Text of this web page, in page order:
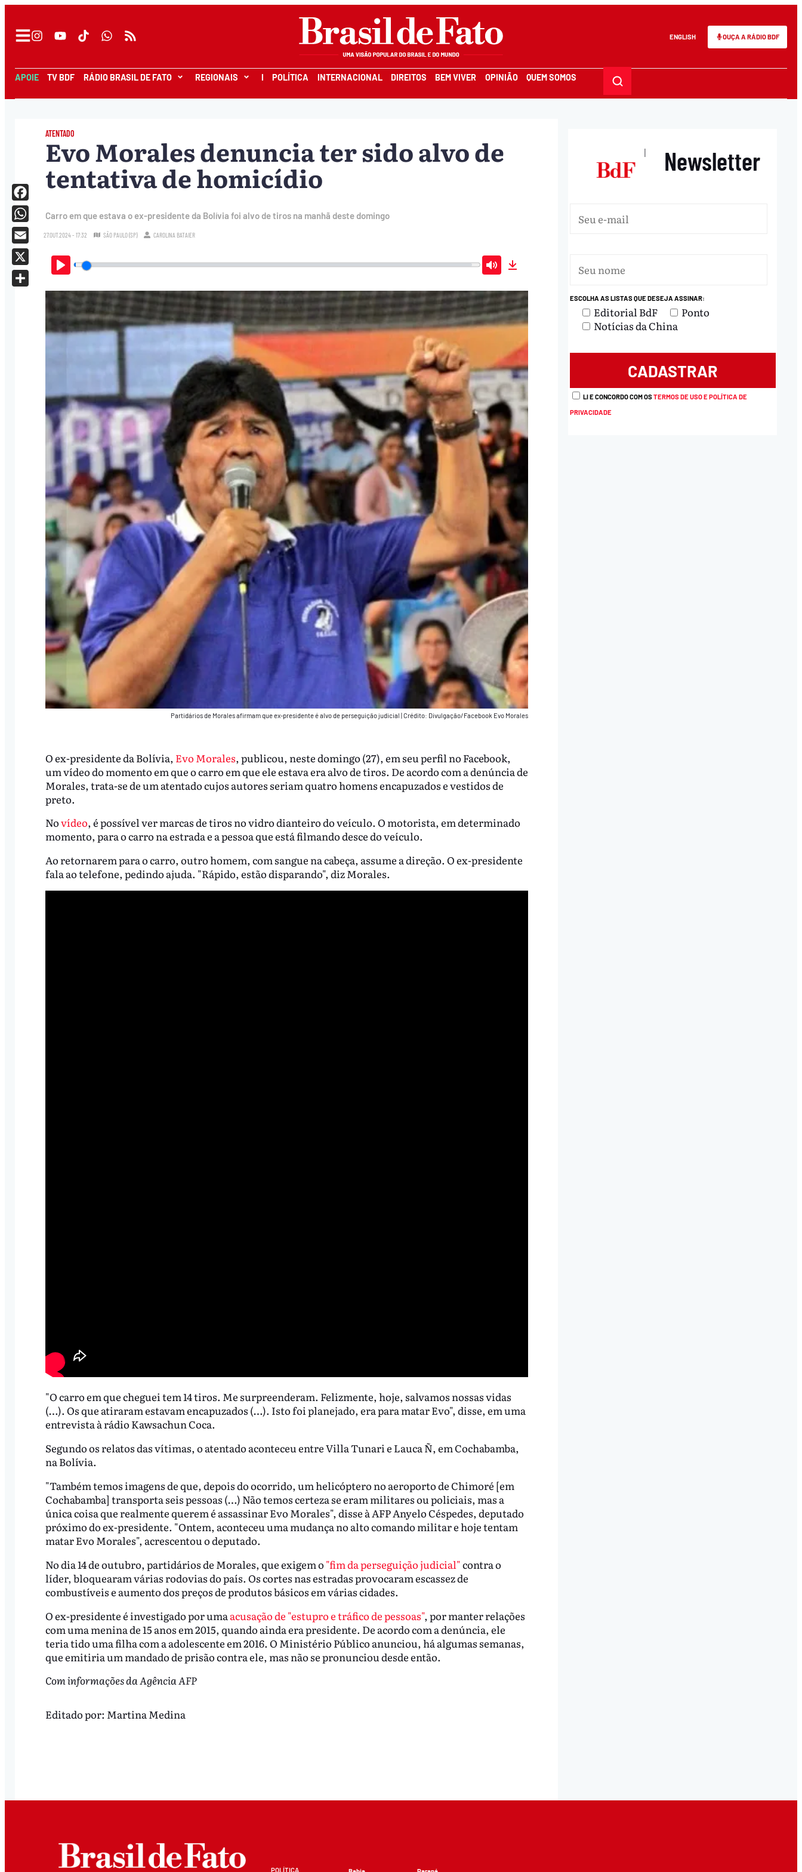
ENGLISH OUÇA A RÁDIO BDF
APOIE TV BDF RÁDIO BRASIL DE FATO REGIONAIS I POLÍTICA INTERNACIONAL DIREITOS BEM VIVER OPINIÃO QUEM SOMOS
ATENTADO
Evo Morales denuncia ter sido alvo de
tentativa de homicídio
Carro em que estava o ex-presidente da Bolívia foi alvo de tiros na manhã deste domingo
27.OUT.2024 - 17:32 SÃO PAULO (SP) CAROLINA BATAIER
Play Mute
Partidários de Morales afirmam que ex-presidente é alvo de perseguição judicial |Crédito: Divulgação/Facebook Evo Morales
O ex-presidente da Bolívia, Evo Morales, publicou, neste domingo (27), em seu perfil no Facebook,
um vídeo do momento em que o carro em que ele estava era alvo de tiros. De acordo com a denúncia de
Morales, trata-se de um atentado cujos autores seriam quatro homens encapuzados e vestidos de
preto.
Novídeo, é possível ver marcas de tiros no vidro dianteiro do veículo. O motorista, em determinado
momento, para o carro na estrada e a pessoa que está filmando desce do veículo.
Ao retornarem para o carro, outro homem, com sangue na cabeça, assume a direção. O ex-presidente
fala ao telefone, pedindo ajuda. "Rápido, estão disparando", diz Morales.
"O carro em que cheguei tem 14 tiros. Me surpreenderam. Felizmente, hoje, salvamos nossas vidas
(…). Os que atiraram estavam encapuzados (…). Isto foi planejado, era para matar Evo", disse, em uma
entrevista à rádio Kawsachun Coca.
Segundo os relatos das vítimas, o atentado aconteceu entre Villa Tunari e Lauca Ñ, em Cochabamba,
na Bolívia.
"Também temos imagens de que, depois do ocorrido, um helicóptero no aeroporto de Chimoré [em
Cochabamba] transporta seis pessoas (…) Não temos certeza se eram militares ou policiais, mas a
única coisa que realmente querem é assassinar Evo Morales", disse à AFP Anyelo Céspedes, deputado
próximo do ex-presidente. "Ontem, aconteceu uma mudança no alto comando militar e hoje tentam
matar Evo Morales", acrescentou o deputado.
No dia 14 de outubro, partidários de Morales, que exigem o "fim da perseguição judicial"contra o
líder, bloquearam várias rodovias do país. Os cortes nas estradas provocaram escassez de
combustíveis e aumento dos preços de produtos básicos em várias cidades.
O ex-presidente é investigado por uma acusação de "estupro e tráfico de pessoas", por manter relações
com uma menina de 15 anos em 2015, quando ainda era presidente. De acordo com a denúncia, ele
teria tido uma filha com a adolescente em 2016. O Ministério Público anunciou, há algumas semanas,
que emitiria um mandado de prisão contra ele, mas não se pronunciou desde então.
Com informações da Agência AFP
Facebook
WhatsApp
Email
X
Editado por: Martina Medina
| Newsletter
ESCOLHA AS LISTAS QUE DESEJA ASSINAR:
Editorial BdF
Ponto
Notícias da China
LI E CONCORDO COM OSTERMOS DE USO E POLÍTICA DE
PRIVACIDADE
POLÍTICA